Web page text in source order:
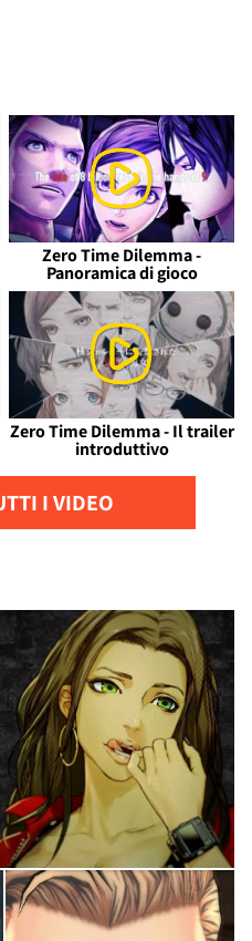
Zero Time Dilemma -
Panoramica di gioco
Zero Time Dilemma - Il trailer
introduttivo
I VIDEO